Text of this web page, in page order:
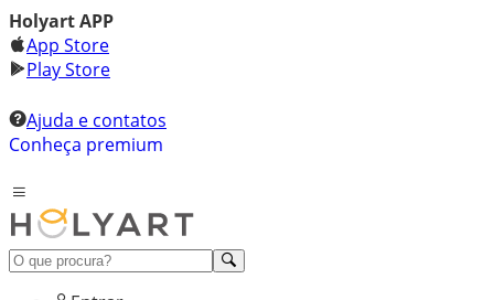
Holyart APP
App Store
Play Store
Ajuda e contatos
Conheça premium